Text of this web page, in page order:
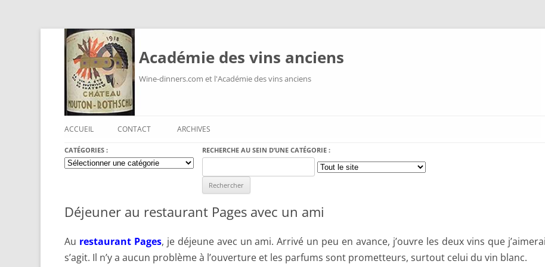
Académie des vins anciens
Wine-dinners.com et l'Académie des vins anciens
ACCUEIL CONTACT ARCHIVES
CATÉGORIES :
Catégories
:
RECHERCHE AU SEIN D’UNE CATÉGORIE :
for:
Déjeuner au restaurant Pages avec un ami
Au restaurant Pages, je déjeune avec un ami. Arrivé un peu en avance, j’ouvre les deux vins que
s’agit. Il n’y a aucun problème à l’ouverture et les parfums sont prometteurs, surtout celui du vin blanc.